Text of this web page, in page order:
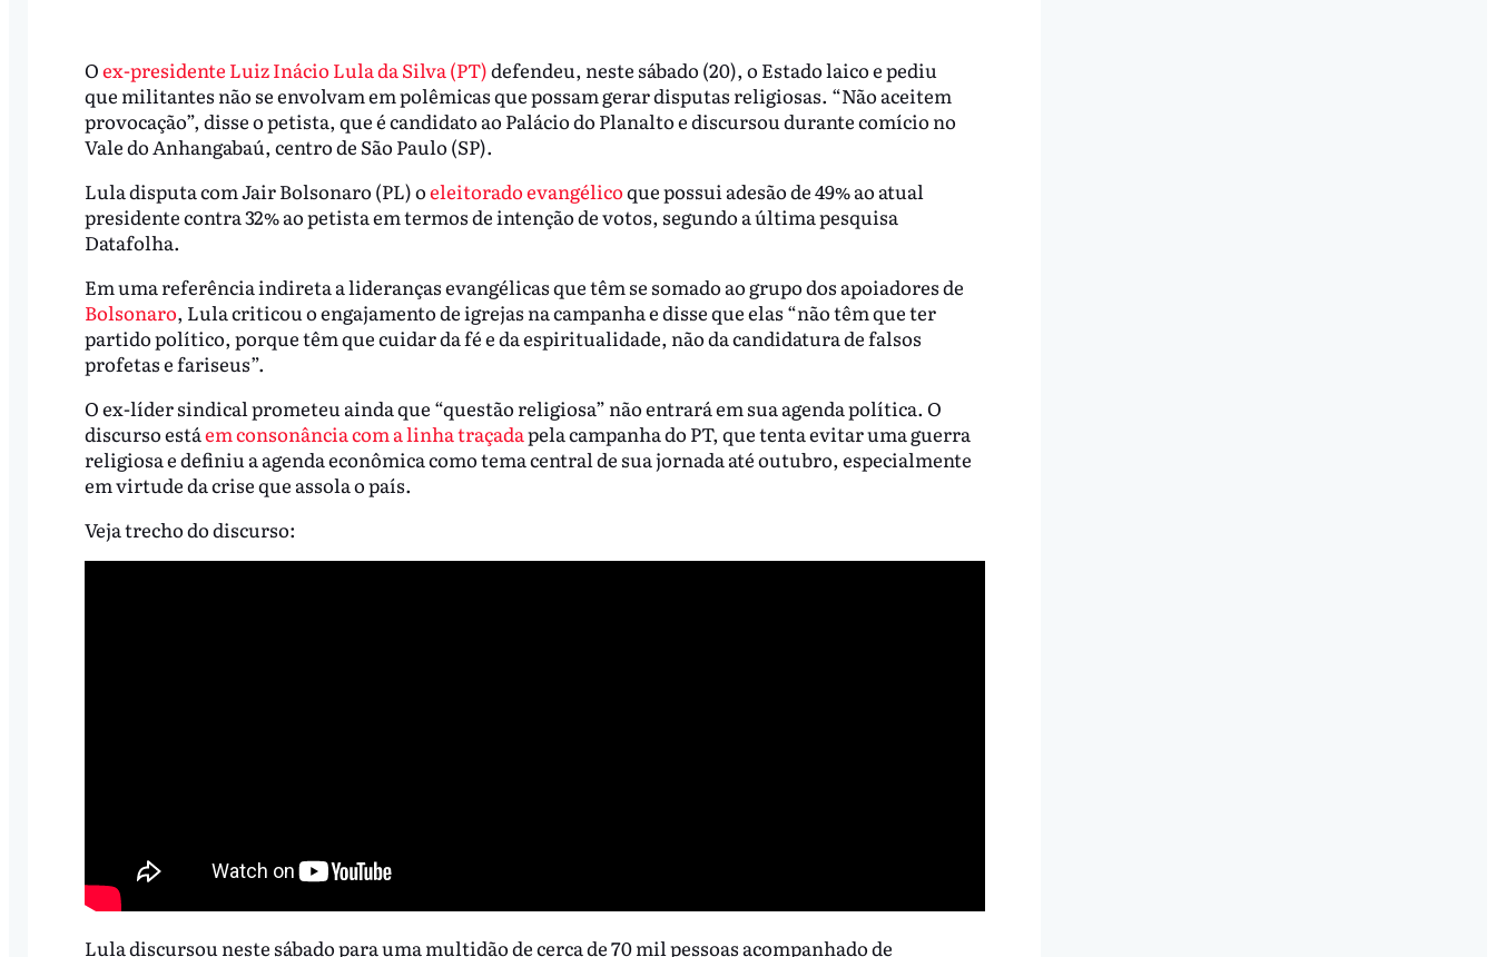
Oex-presidente Luiz Inácio Lula da Silva (PT)defendeu, neste sábado (20), o Estado laico e pediu
que militantes não se envolvam em polêmicas que possam gerar disputas religiosas. “Não aceitem
provocação”, disse o petista, que é candidato ao Palácio do Planalto e discursou durante comício no
Vale do Anhangabaú, centro de São Paulo (SP).
Lula disputa com Jair Bolsonaro (PL) oeleitorado evangélicoque possui adesão de 49% ao atual
presidente contra 32% ao petista em termos de intenção de votos, segundo a última pesquisa
Datafolha.
Em uma referência indireta a lideranças evangélicas que têm se somado ao grupo dos apoiadores de
Bolsonaro, Lula criticou o engajamento de igrejas na campanha e disse que elas “não têm que ter
partido político, porque têm que cuidar da fé e da espiritualidade, não da candidatura de falsos
profetas e fariseus”.
O ex-líder sindical prometeu ainda que “questão religiosa” não entrará em sua agenda política. O
discurso estáem consonância com a linha traçadapela campanha do PT, que tenta evitar uma guerra
religiosa e definiu a agenda econômica como tema central de sua jornada até outubro, especialmente
em virtude da crise que assola o país.
Veja trecho do discurso:
Lula discursou neste sábado para uma multidão de cerca de 70 mil pessoas acompanhado de